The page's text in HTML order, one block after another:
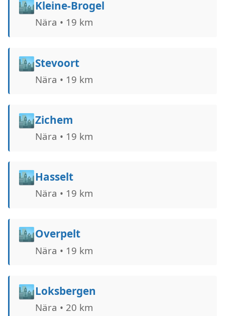
🏙️Kleine-Brogel
Nära • 19 km
🏙️Stevoort
Nära • 19 km
🏙️Zichem
Nära • 19 km
🏙️Hasselt
Nära • 19 km
🏙️Overpelt
Nära • 19 km
🏙️Loksbergen
Nära • 20 km